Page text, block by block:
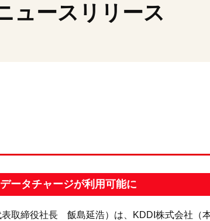
ュースリリース
ータチャージが利用可能に
取締役社長 飯島延浩）は、KDDI株式会社（